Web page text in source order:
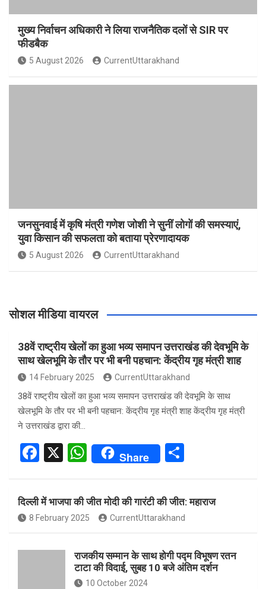
मुख्य निर्वाचन अधिकारी ने लिया राजनैतिक दलों से SIR पर
फीडबैक
5 August 2026 CurrentUttarakhand
जनसुनवाई में कृषि मंत्री गणेश जोशी ने सुनीं लोगों की समस्याएं,
युवा किसान की सफलता को बताया प्रेरणादायक
5 August 2026 CurrentUttarakhand
सोशल मीडिया वायरल
38वें राष्ट्रीय खेलों का हुआ भव्य समापन उत्तराखंड की देवभूमि के
साथ खेलभूमि के तौर पर भी बनी पहचान: केंद्रीय गृह मंत्री शाह
14 February 2025 CurrentUttarakhand
38वें राष्ट्रीय खेलों का हुआ भव्य समापन उत्तराखंड की देवभूमि के साथ
खेलभूमि के तौर पर भी बनी पहचान: केंद्रीय गृह मंत्री शाह केंद्रीय गृह मंत्री
ने उत्तराखंड द्वारा की…
F
ce
b
o
o
X
W
at
s
A
p
p
Share
e
दिल्ली में भाजपा की जीत मोदी की गारंटी की जीत: महाराज
8 February 2025 CurrentUttarakhand
राजकीय सम्मान के साथ होगी पद्म विभूषण रतन
टाटा की विदाई, सुबह 10 बजे अंतिम दर्शन
10 October 2024